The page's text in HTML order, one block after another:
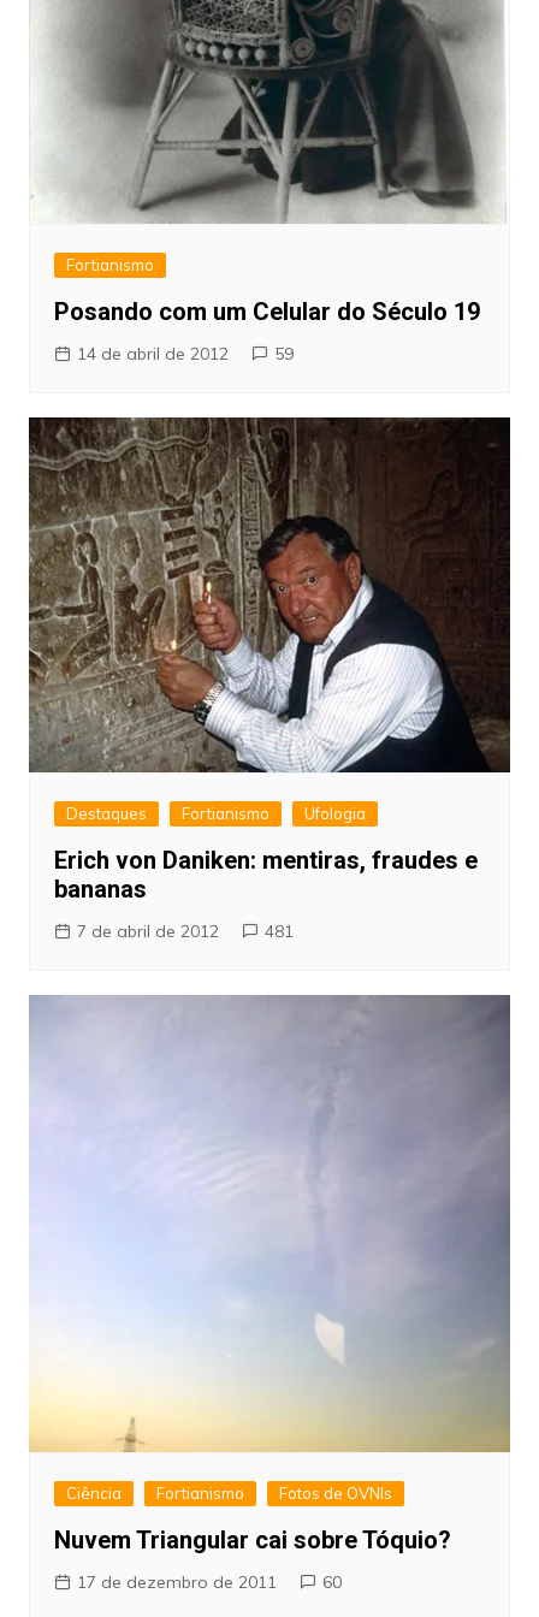
Fortianismo
Posando com um Celular do Século 19
14 de abril de 2012 59
Destaques Fortianismo Ufologia
Erich von Daniken: mentiras, fraudes e
bananas
7 de abril de 2012 481
Ciência Fortianismo Fotos de OVNIs
Nuvem Triangular cai sobre Tóquio?
17 de dezembro de 2011 60